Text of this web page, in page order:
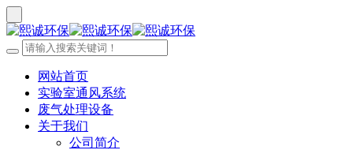
网站首页
实验室通风系统
废气处理设备
关于我们
公司简介